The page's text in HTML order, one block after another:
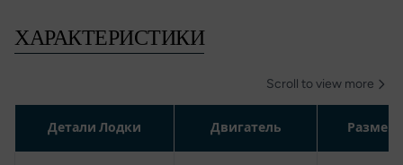
ХАРАКТЕРИСТИКИ
Scroll to view more
Детали Лодки Двигатель